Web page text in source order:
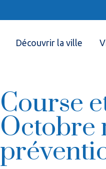
Découvrir la ville
Course
Octobre